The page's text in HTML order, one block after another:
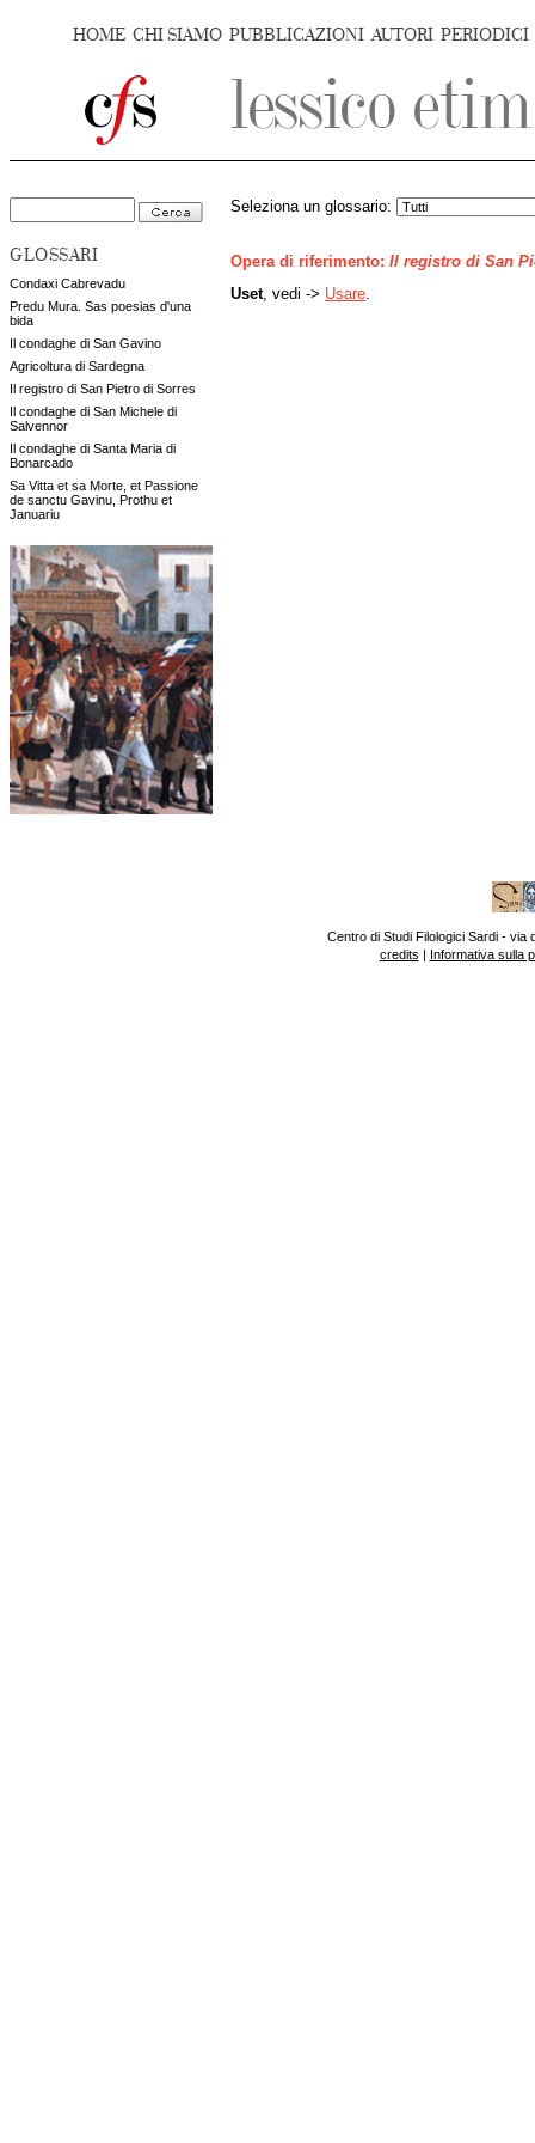
HOME CHI SIAMO PUBBLICAZIONI AUTORI PERIODICI
GLOSSARI
Condaxi Cabrevadu
Predu Mura. Sas poesias d'una
bida
Il condaghe di San Gavino
Agricoltura di Sardegna
Il registro di San Pietro di Sorres
Il condaghe di San Michele di
Salvennor
Il condaghe di Santa Maria di
Bonarcado
Sa Vitta et sa Morte, et Passione
de sanctu Gavinu, Prothu et
Januariu
Seleziona un glossario:
Opera di riferimento: Il registro di San
Uset, vedi -> Usare
Centro di Studi Filologici Sardi - via
credits | Informativa sulla